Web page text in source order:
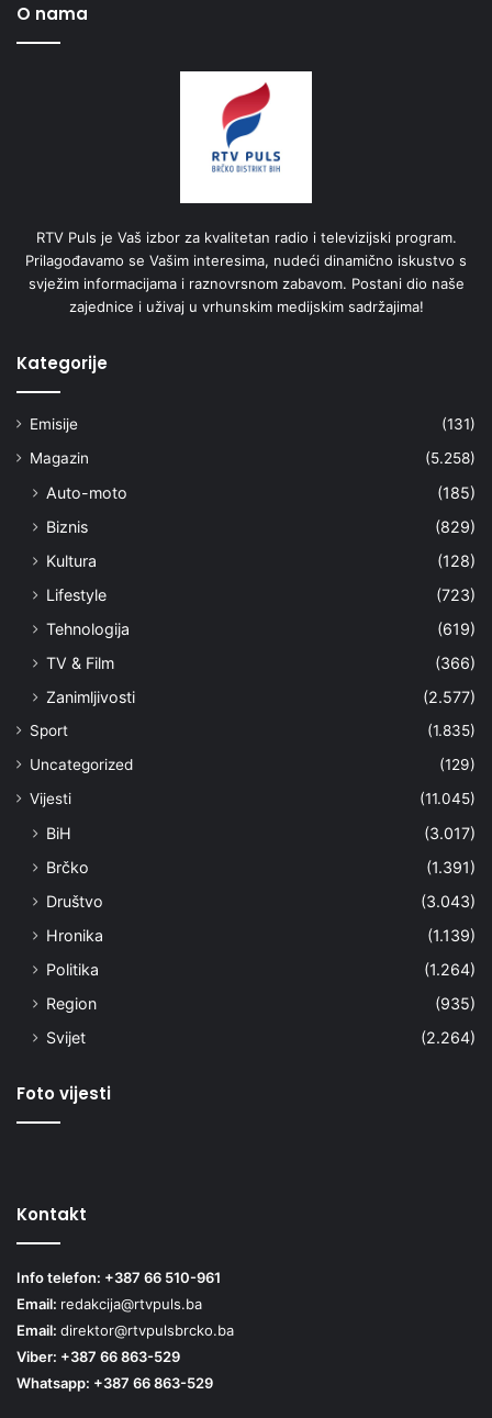
O nama
RTV Puls je Vaš izbor za kvalitetan radio i televizijski program.
Prilagođavamo se Vašim interesima, nudeći dinamično iskustvo s
svježim informacijama i raznovrsnom zabavom. Postani dio naše
zajednice i uživaj u vrhunskim medijskim sadržajima!
Kategorije
Emisije
(131)
Magazin
(5.258)
Auto-moto
(185)
Biznis
(829)
Kultura
(128)
Lifestyle
(723)
Tehnologija
(619)
TV & Film
(366)
Zanimljivosti
(2.577)
Sport
(1.835)
Uncategorized
(129)
Vijesti
(11.045)
BiH
(3.017)
Brčko
(1.391)
Društvo
(3.043)
Hronika
(1.139)
Politika
(1.264)
Region
(935)
Svijet
(2.264)
Foto vijesti
Kontakt
Info telefon: +387 66 510-961
Email: redakcija@rtvpuls.ba
Email: direktor@rtvpulsbrcko.ba
Viber: +387 66 863-529
Whatsapp: +387 66 863-529